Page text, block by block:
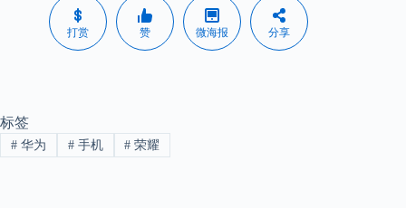
打赏 赞 微海报 分享
标签
#华为 #手机 # 荣耀